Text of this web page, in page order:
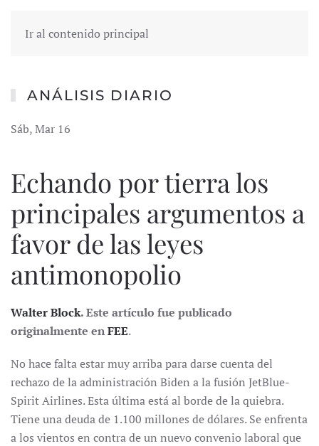
Ir al contenido principal
ANÁLISIS DIARIO
Sáb, Mar 16
Echando por tierra los
principales argumentos a
favor de las leyes
antimonopolio
Walter Block. Este artículo fue publicado
originalmente enFEE.
No hace falta estar muy arriba para darse cuenta del
rechazo de la administración Biden a la fusión JetBlue-
Spirit Airlines. Esta última está al borde de la quiebra.
Tiene una deuda de 1.100 millones de dólares. Se enfrenta
a los vientos en contra de un nuevo convenio laboral que